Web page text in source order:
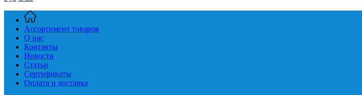
Ассортимент товаров
О нас
Контакты
Новости
Статьи
Сертификаты
Оплата и доставка